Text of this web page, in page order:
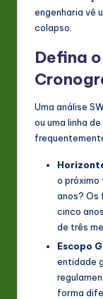
engenharia vê
colapso.
Defina
Uma análise
ou uma linha
o próximo
anos? Os
cinco
de três
Escopo
entidade
forma